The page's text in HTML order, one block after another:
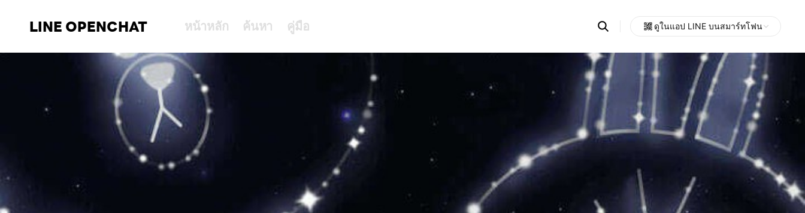
LINE OPENCHAT หน้าหลัก ค้นหา คู่มือ Search
OpenChats
messages
search
area
ดูในแอป LINE บนสมาร์ทโฟน